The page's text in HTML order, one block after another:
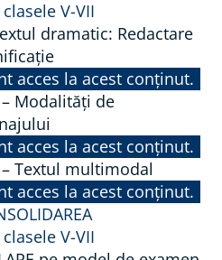
V-VII
dramatic: Redactare
acces la acest conținut.
– Modalități de
acces la acest conținut.
– Textul multimodal
acces la acest conținut.
V-VII